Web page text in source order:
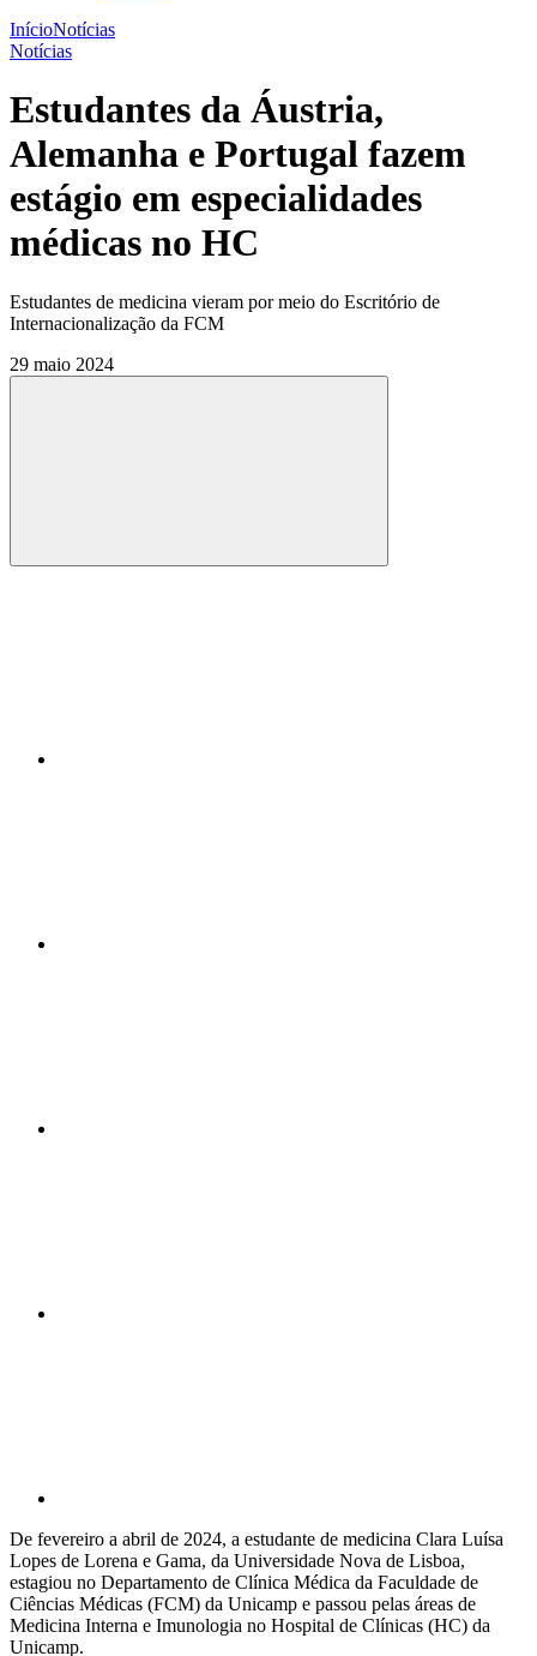
InícioNotícias
Notícias
Estudantes da Áustria,
Alemanha e Portugal fazem
estágio em especialidades
médicas no HC
Estudantes de medicina vieram por meio do Escritório de
Internacionalização da FCM
29 maio 2024
Compartilhar
De fevereiro a abril de 2024, a estudante de medicina Clara Luísa
Lopes de Lorena e Gama, da Universidade Nova de Lisboa,
estagiou no Departamento de Clínica Médica da Faculdade de
Ciências Médicas (FCM) da Unicamp e passou pelas áreas de
Medicina Interna e Imunologia no Hospital de Clínicas (HC) da
Unicamp.